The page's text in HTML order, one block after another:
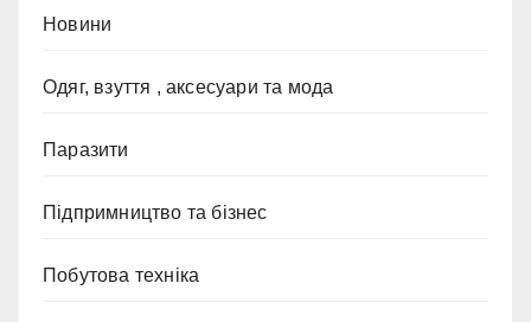
Новини
Одяг, взуття , аксесуари та мода
Паразити
Підпримництво та бізнес
Побутова техніка